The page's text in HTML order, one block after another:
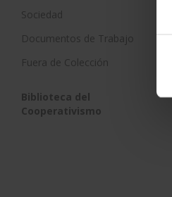
Sociedad
Documentos de Trabajo
Fuera de Colección
Biblioteca del
Cooperativismo